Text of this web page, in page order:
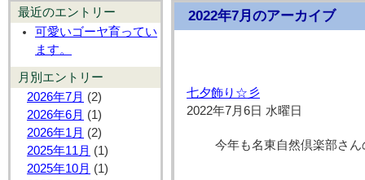
最近のエントリー
可愛いゴーヤ育ってい
ます。
月別エントリー
2026年7月 (2)
2026年6月 (1)
2026年1月 (2)
2025年11月 (1)
2025年10月 (1)
2022年7月のアーカイブ
七夕飾り☆彡
2022年7月6日 水曜日
今年も名東自然倶楽部さ